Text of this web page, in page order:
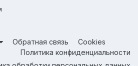
Обратная связь
Cookies
Политика конфиденциальности